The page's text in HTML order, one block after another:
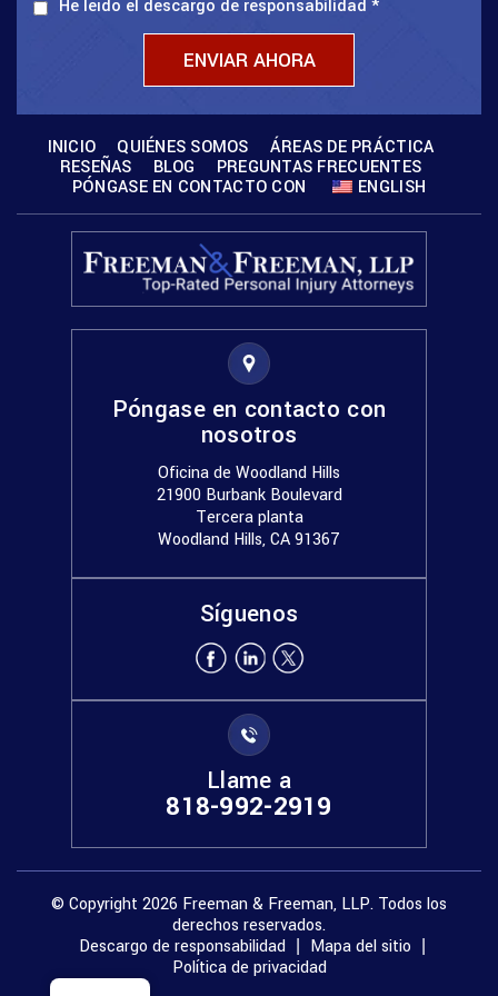
He leído el descargo de responsabilidad *
INICIO QUIÉNES SOMOS
ÁREAS DE PRÁCTICA
RESEÑAS
BLOG
PREGUNTAS FRECUENTES
PÓNGASE EN CONTACTO CON
ENGLISH
Póngase en contacto con
nosotros
Oficina de Woodland Hills
21900 Burbank Boulevard
Tercera planta
Woodland Hills, CA 91367
Síguenos
Llame a
818-992-2919
© Copyright 2026 Freeman & Freeman, LLP. Todos los
derechos reservados.
Descargo de responsabilidad
Mapa del sitio
Política de privacidad